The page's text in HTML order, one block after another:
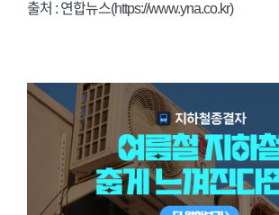
출처 : 연합뉴스(https://www.yna.co.kr)